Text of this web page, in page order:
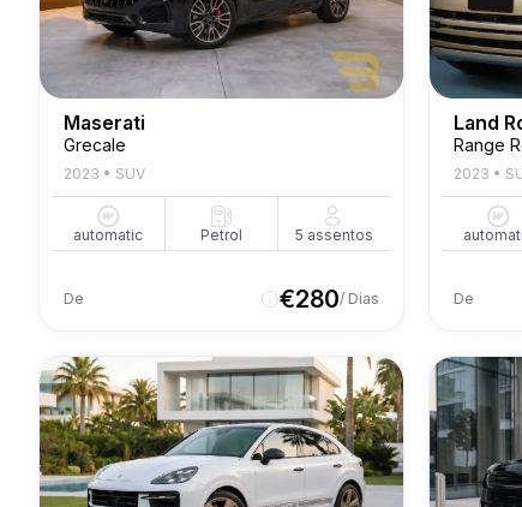
Maserati
Grecale
2023 • SUV
automatic Petrol 5 assentos
De €280/ Dias
Land
Range
2023 •
De